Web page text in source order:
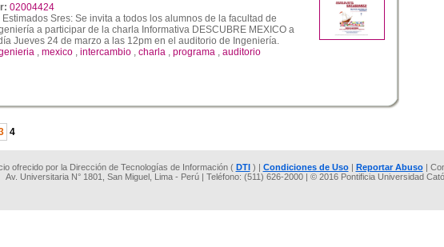
02004424
Estimados Sres: Se invita a todos los alumnos de la facultad de
a participar de la charla Informativa DESCUBRE MEXICO a
Jueves 24 de marzo a las 12pm en el auditorio de Ingeniería.
, mexico , intercambio , charla , programa , auditorio
4
ofrecido por la Dirección de Tecnologías de Información ( DTI) | Condiciones de Uso| Reportar Abuso|
Av. Universitaria N° 1801, San Miguel, Lima - Perú | Teléfono: (511) 626-2000 | © 2016 Pontificia Universidad